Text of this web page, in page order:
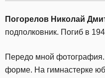
Погорелов Николай
подполковник. Погиб в
Передо мной
форме. На гимнастерке